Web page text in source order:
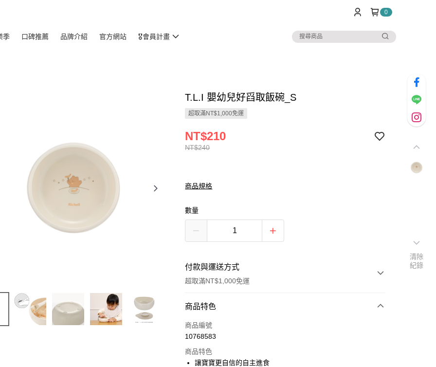
0
季 口碑推薦 品牌介紹 官方網站 🎖️會員計畫
T.L.I 嬰幼兒好舀取飯碗_S
超取滿NT$1,000免運
NT$240
NT$210
商品規格
數量
付款與運送方式
超取滿NT$1,000免運
付款方式
信用卡一次付款
Apple Pay
商品特色
商品編號
10768583
商品特色
讓寶寶更自信的自主進食
清除
紀錄